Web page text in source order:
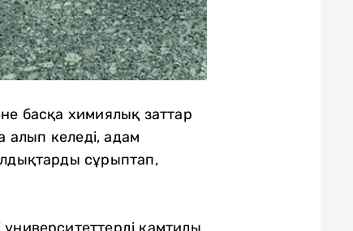
басқа химиялық заттар
келеді, адам
сұрыптап,